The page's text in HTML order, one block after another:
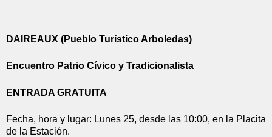
DAIREAUX (Pueblo Turístico Arboledas)
Encuentro Patrio Cívico y Tradicionalista
ENTRADA GRATUITA
Fecha, hora y lugar: Lunes 25, desde las 10:00, en la Placita
de la Estación.